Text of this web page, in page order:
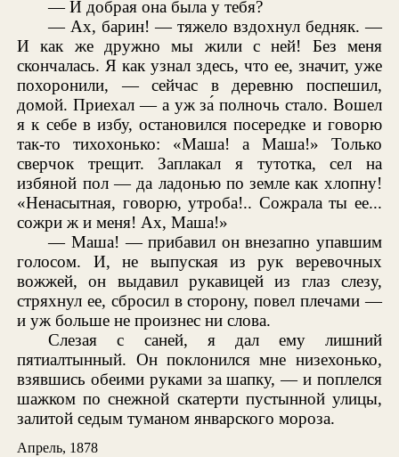
— И добрая она была у тебя?
— Ах, барин! — тяжело вздохнул бедняк. —
И как же дружно мы жили с ней! Без меня
скончалась. Я как узнал здесь, что ее, значит, уже
похоронили, — сейчас в деревню поспешил,
домой. Приехал — а уж за́ полночь стало. Вошел
я к себе в избу, остановился посередке и говорю
так-то тихохонько: «Маша! а Маша!» Только
сверчок трещит. Заплакал я тутотка, сел на
избяной пол — да ладонью по земле как хлопну!
«Ненасытная, говорю, утроба!.. Сожрала ты ее...
сожри ж и меня! Ах, Маша!»
— Маша! — прибавил он внезапно упавшим
голосом. И, не выпуская из рук веревочных
вожжей, он выдавил рукавицей из глаз слезу,
стряхнул ее, сбросил в сторону, повел плечами —
и уж больше не произнес ни слова.
Слезая с саней, я дал ему лишний
пятиалтынный. Он поклонился мне низехонько,
взявшись обеими руками за шапку, — и поплелся
шажком по снежной скатерти пустынной улицы,
залитой седым туманом январского мороза.
Апрель, 1878